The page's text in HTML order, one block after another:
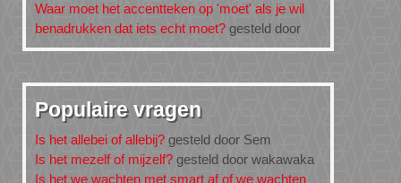
Waar moet het accentteken op 'moet' als je wil
benadrukken dat iets echt moet? gesteld door
Populaire vragen
Is het allebei of allebij? gesteld door Sem
Is het mezelf of mijzelf? gesteld door wakawaka
Is het we wachten met smart af of we wachten